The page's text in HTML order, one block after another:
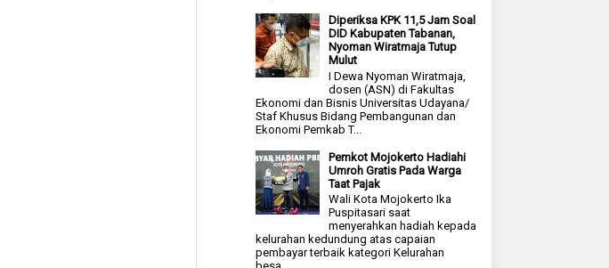
Diperiksa KPK 11,5 Jam Soal
DID Kabupaten Tabanan,
Nyoman Wiratmaja Tutup
Mulut
I Dewa Nyoman Wiratmaja,
dosen (ASN) di Fakultas
Ekonomi dan Bisnis Universitas Udayana/
Staf Khusus Bidang Pembangunan dan
Ekonomi Pemkab T...
Pemkot Mojokerto Hadiahi
Umroh Gratis Pada Warga
Taat Pajak
Wali Kota Mojokerto Ika
Puspitasari saat
menyerahkan hadiah kepada
kelurahan kedundung atas capaian
pembayar terbaik kategori Kelurahan